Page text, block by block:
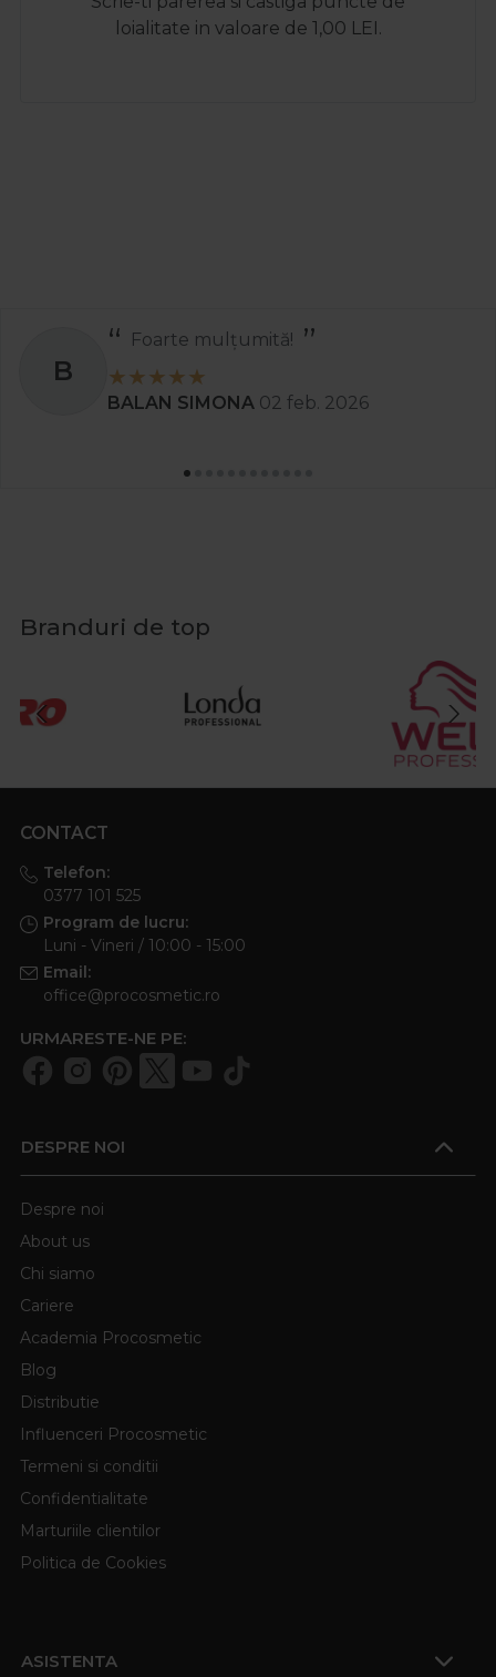
loialitate in valoare de 1,00 LEI.
B
Foarte mulțumită!
BALAN SIMONA 02 feb. 2026
Branduri de top
CONTACT
Telefon:
0377 101 525
Program de lucru:
Luni - Vineri / 10:00 - 15:00
Email:
office@procosmetic.ro
URMARESTE-NE PE:
DESPRE NOI
Despre noi
About us
Chi siamo
Cariere
Academia Procosmetic
Blog
Distributie
Influenceri Procosmetic
Termeni si conditii
Confidentialitate
Marturiile clientilor
Politica de Cookies
ASISTENTA